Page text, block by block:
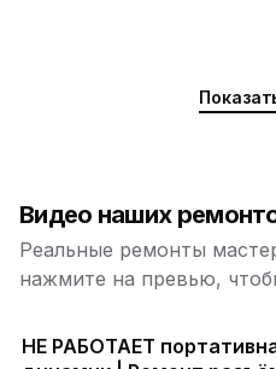
Видео наших
Реальные ремонты
нажмите на превью,
НЕ РАБОТАЕТ